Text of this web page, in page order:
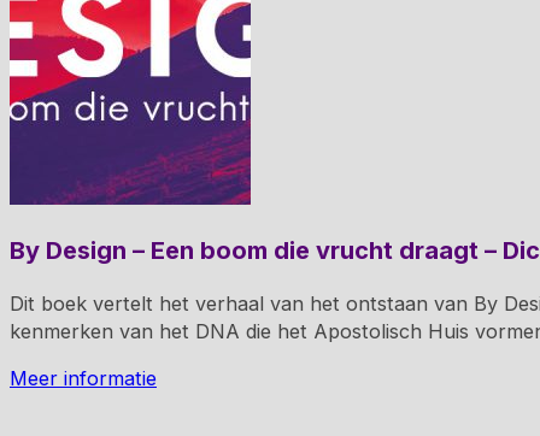
By Design – Een boom die vrucht draagt –
Dit boek vertelt het verhaal van het ontstaan van By
kenmerken van het DNA die het Apostolisch Huis
Meer informatie